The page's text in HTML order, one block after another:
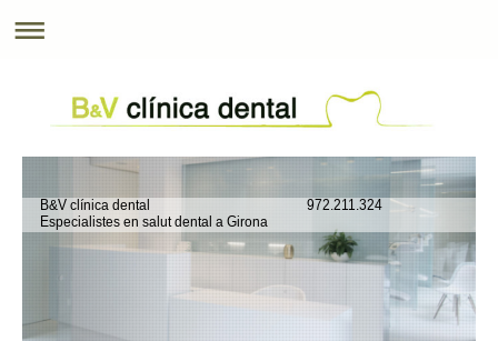
B&V clínica dental 972.211.324
Especialistes en salut dental a Girona